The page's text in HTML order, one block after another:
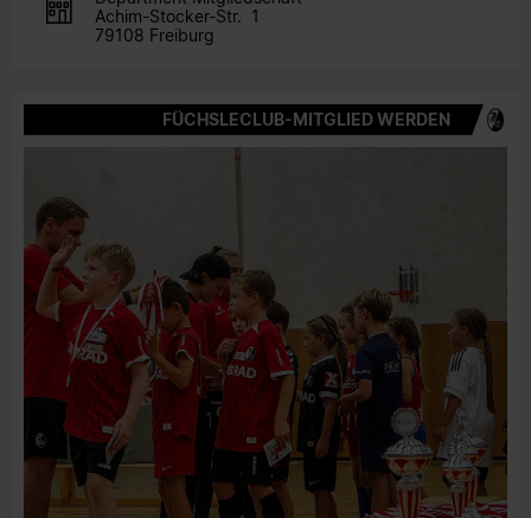
Achim-Stocker-Str. 1
79108 Freiburg
FÜCHSLECLUB-MITGLIED WERDEN